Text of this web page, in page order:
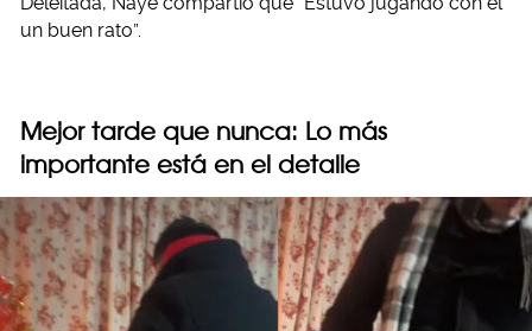
un buen rato”.
Mejor tarde que nunca: Lo más
importante está en el detalle